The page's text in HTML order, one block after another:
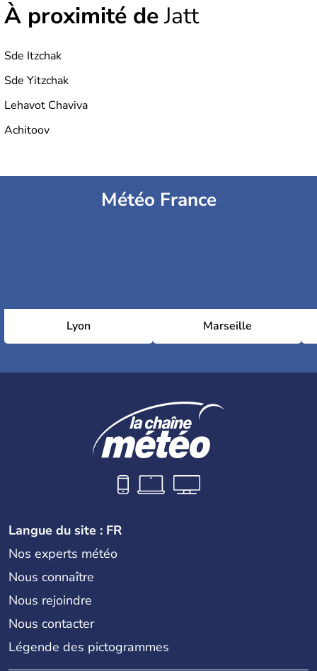
À proximité deJatt
Sde Itzchak
Sde Yitzchak
Lehavot Chaviva
Achitoov
Météo France
Lyon Marseille
Langue du site : FR
Nos experts météo
Nous connaître
Nous rejoindre
Nous contacter
Légende des pictogrammes